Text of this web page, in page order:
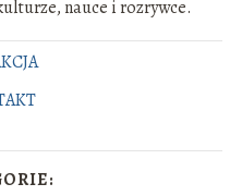
nauce i rozrywce.